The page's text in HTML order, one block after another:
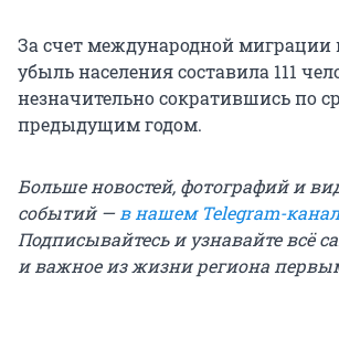
За счет международной
убыль населения составила 111
незначительно сократившись по
предыдущим годом.
Больше новостей, фотографий и
событий —в нашем Telegram-
Подписывайтесь и узнавайте всё
и важное из жизни региона